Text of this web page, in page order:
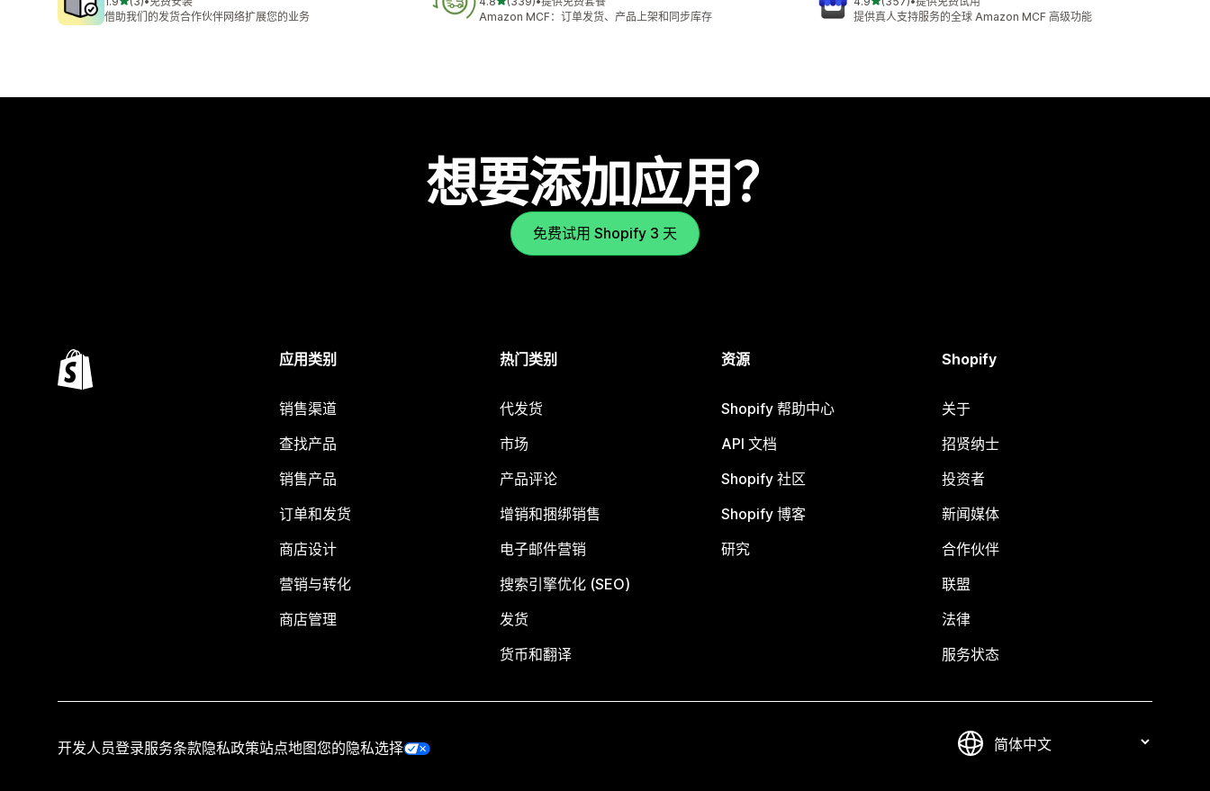
总共 3 条评论
借助我们的发货合作伙伴网络扩展您的业务
总共 339 条评论
Amazon MCF：订单发货、产品上架和同步库存
总共 357 条评论
提供真人支持服务的全球 Amazon MCF 高级功能
想要添加应用？
免费试用 Shopify 3 天
应用类别
销售渠道
查找产品
销售产品
订单和发货
商店设计
营销与转化
商店管理
热门类别
代发货
市场
产品评论
增销和捆绑销售
电子邮件营销
搜索引擎优化 (SEO)
发货
货币和翻译
资源
Shopify 帮助中心
API 文档
Shopify 社区
Shopify 博客
研究
Shopify
关于
招贤纳士
投资者
新闻媒体
合作伙伴
联盟
法律
服务状态
开发人员登录服务条款隐私政策站点地图您的隐私选择